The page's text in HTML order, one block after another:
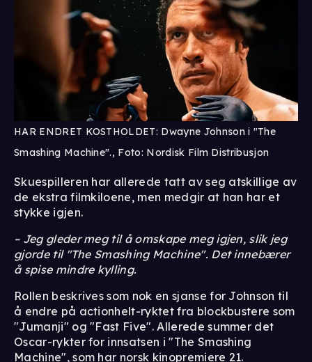
HAR ENDRET KOSTHOLDET: Dwayne Johnson i "The
Smashing Machine"., Foto: Nordisk Film Distribusjon
Skuespilleren har allerede tatt av seg atskillige av
de ekstra filmkiloene, men medgir at han har et
stykke igjen.
– Jeg gleder meg til å omskape meg igjen, slik jeg
gjorde til "The Smashing Machine". Det innebærer
å spise mindre kylling.
Rollen beskrives som nok en sjanse for Johnson til
å endre på actionhelt-ryktet fra blockbustere som
"Jumanji" og "Fast Five". Allerede summer det
Oscar-rykter for innsatsen i "The Smashing
Machine", som har norsk kinopremiere 21.